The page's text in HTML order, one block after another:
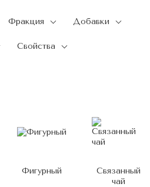
Фракция Добавки
Свойства
Фигурный
Связанный
чай